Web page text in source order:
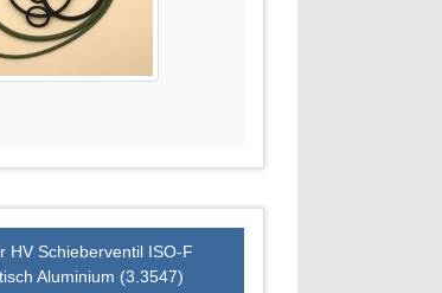
HV Schieberventil ISO-F
Aluminium (3.3547)